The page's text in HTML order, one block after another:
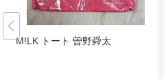
M!LK トート 曽野舜太